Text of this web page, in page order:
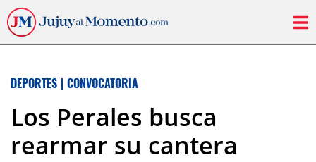
DEPORTES | CONVOCATORIA
Los Perales busca
rearmar su cantera